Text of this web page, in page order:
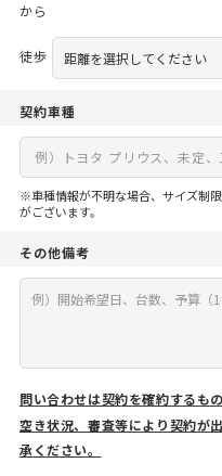
から
徒歩
契約車種
※車種情報が不明な場合、サイズ制
がございます。
その他備考
問い合わせは契約を確約するも
空き状況、審査等により契約が
承ください。